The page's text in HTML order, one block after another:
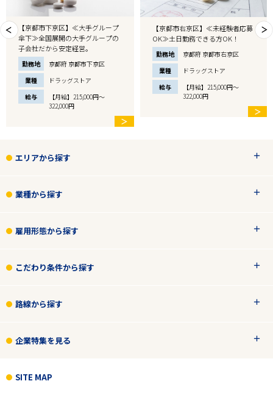
【京都市下京区】≪大手グループ
傘下≫全国展開の大手グループの
子会社だから安定経営。
勤務地
京都府 京都市下京区
業種
ドラッグストア
給与
【月給】215,000円～
322,000円
＞
【京都市右京区】≪未経験者応募
OK≫土日勤務できる方OK！
勤務地
京都府 京都市右京区
業種
ドラッグストア
給与
【月給】215,000円～
322,000円
＞
エリアから探す
業種から探す
雇用形態から探す
こだわり条件から探す
路線から探す
企業特集を見る
SITE MAP